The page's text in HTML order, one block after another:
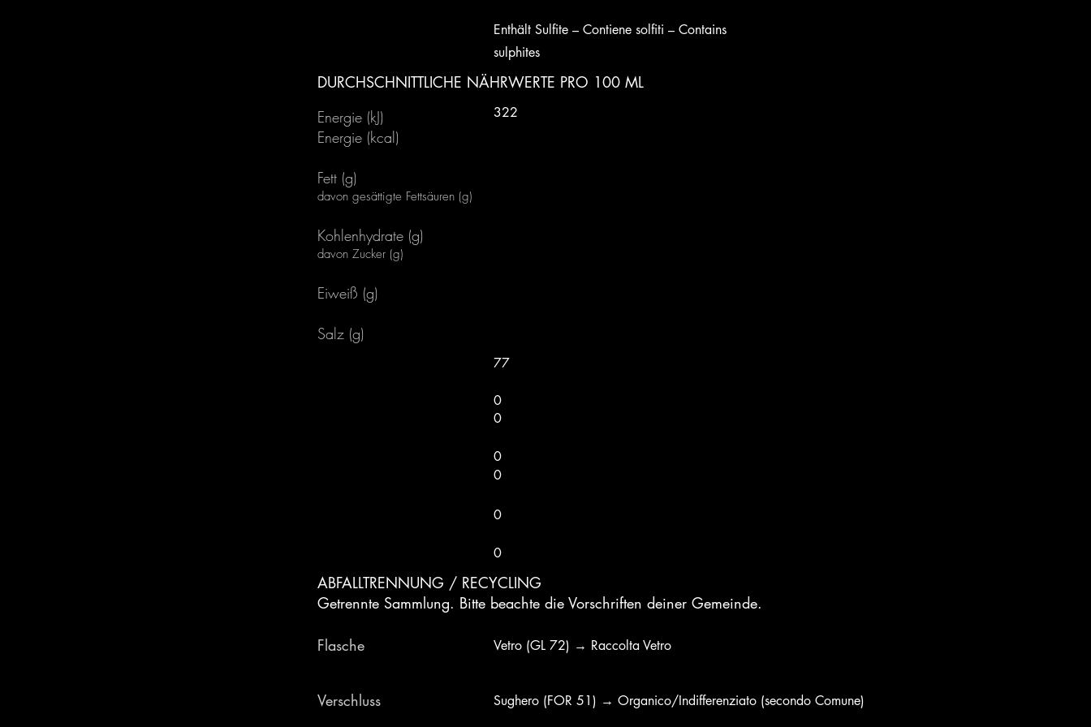
Enthält Sulfite – Contiene solfiti – Contains
sulphites
DURCHSCHNITTLICHE NÄHRWERTE PRO 100 ML
Energie (kJ)
Energie (kcal)
Fett (g)
davon gesättigte Fettsäuren (g)
Kohlenhydrate (g)
davon Zucker (g)
Eiweiß (g)
Salz (g)
322
77
0
0
0
0
0
0
ABFALLTRENNUNG / RECYCLING
Getrennte Sammlung. Bitte beachte die Vorschriften deiner Gemeinde.
Flasche Vetro (GL 72) → Raccolta Vetro
Verschluss Sughero (FOR 51) → Organico/Indifferenziato (secondo Comune)